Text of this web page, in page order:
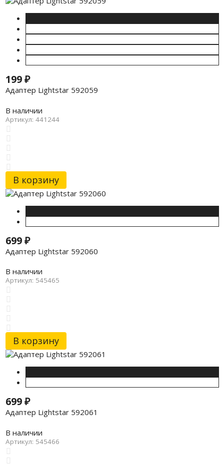
199₽
Адаптер Lightstar 592059
В наличии
Артикул: 441244
В корзину
699₽
Адаптер Lightstar 592060
В наличии
Артикул: 545465
В корзину
699₽
Адаптер Lightstar 592061
В наличии
Артикул: 545466